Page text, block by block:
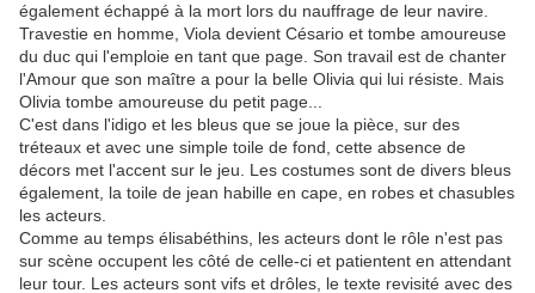
également échappé à la mort lors du nauffrage de leur navire.
Travestie en homme, Viola devient Césario et tombe amoureuse
du duc qui l'emploie en tant que page. Son travail est de chanter
l'Amour que son maître a pour la belle Olivia qui lui résiste. Mais
Olivia tombe amoureuse du petit page...
C'est dans l'idigo et les bleus que se joue la pièce, sur des
tréteaux et avec une simple toile de fond, cette absence de
décors met l'accent sur le jeu. Les costumes sont de divers bleus
également, la toile de jean habille en cape, en robes et chasubles
les acteurs.
Comme au temps élisabéthins, les acteurs dont le rôle n'est pas
sur scène occupent les côté de celle-ci et patientent en attendant
leur tour. Les acteurs sont vifs et drôles, le texte revisité avec des